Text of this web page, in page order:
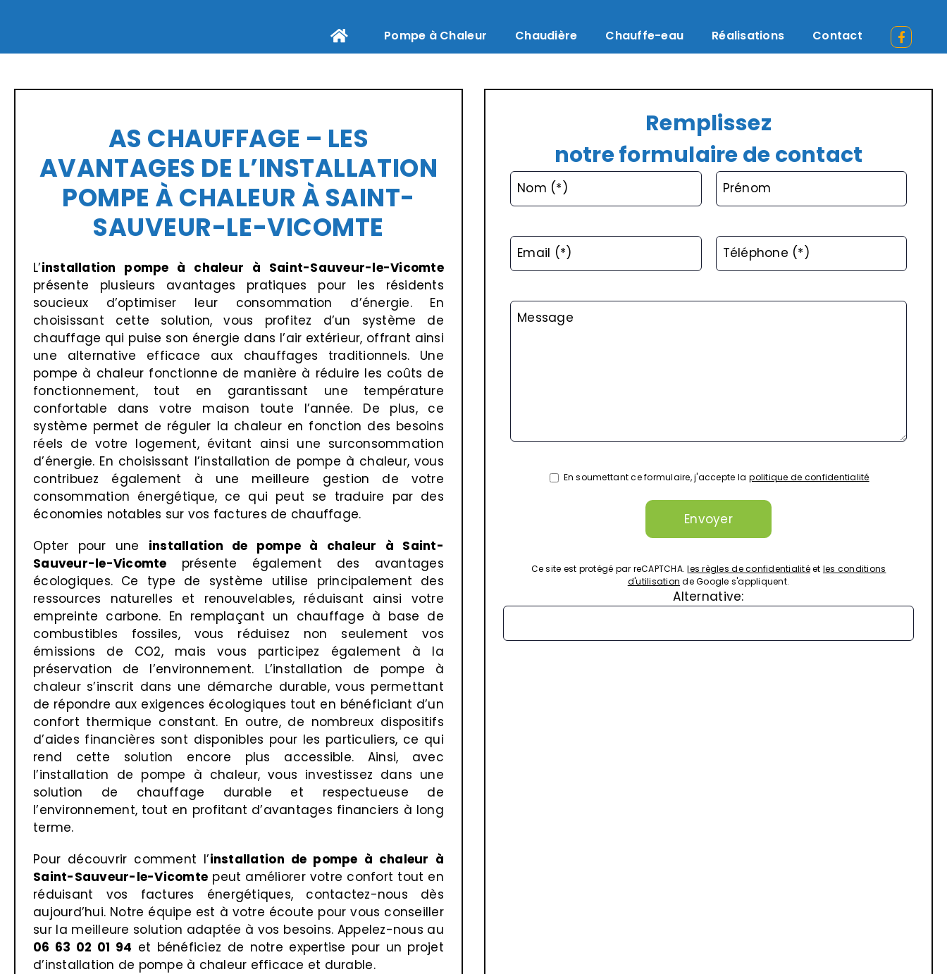
Pompe à Chaleur Chaudière Chauffe-eau Réalisations Contact
AS CHAUFFAGE – LES
AVANTAGES DE L’INSTALLATION
POMPE À CHALEUR À SAINT-
SAUVEUR-LE-VICOMTE
L’installation pompe à chaleur à Saint-Sauveur-le-Vicomte
présente plusieurs avantages pratiques pour les résidents
soucieux d’optimiser leur consommation d’énergie. En
choisissant cette solution, vous profitez d’un système de
chauffage qui puise son énergie dans l’air extérieur, offrant ainsi
une alternative efficace aux chauffages traditionnels. Une
pompe à chaleur fonctionne de manière à réduire les coûts de
fonctionnement, tout en garantissant une température
confortable dans votre maison toute l’année. De plus, ce
système permet de réguler la chaleur en fonction des besoins
réels de votre logement, évitant ainsi une surconsommation
d’énergie. En choisissant l’installation de pompe à chaleur, vous
contribuez également à une meilleure gestion de votre
consommation énergétique, ce qui peut se traduire par des
économies notables sur vos factures de chauffage.
Opter pour une installation de pompe à chaleur à Saint-
Sauveur-le-Vicomte présente également des avantages
écologiques. Ce type de système utilise principalement des
ressources naturelles et renouvelables, réduisant ainsi votre
empreinte carbone. En remplaçant un chauffage à base de
combustibles fossiles, vous réduisez non seulement vos
émissions de CO2, mais vous participez également à la
préservation de l’environnement. L’installation de pompe à
chaleur s’inscrit dans une démarche durable, vous permettant
de répondre aux exigences écologiques tout en bénéficiant d’un
confort thermique constant. En outre, de nombreux dispositifs
d’aides financières sont disponibles pour les particuliers, ce qui
rend cette solution encore plus accessible. Ainsi, avec
l’installation de pompe à chaleur, vous investissez dans une
solution de chauffage durable et respectueuse de
l’environnement, tout en profitant d’avantages financiers à long
terme.
Pour découvrir comment l’installation de pompe à chaleur à
Saint-Sauveur-le-Vicomte peut améliorer votre confort tout en
réduisant vos factures énergétiques, contactez-nous dès
aujourd’hui. Notre équipe est à votre écoute pour vous conseiller
sur la meilleure solution adaptée à vos besoins. Appelez-nous au
06 63 02 01 94 et bénéficiez de notre expertise pour un projet
d’installation de pompe à chaleur efficace et durable.
Remplissez
notre formulaire de contact
Nom (*) Prénom
Email (*) Téléphone (*)
Message
En soumettant ce formulaire, j'accepte la politique de confidentialité
Ce site est protégé par reCAPTCHA.les règles de confidentialitéet les conditions
d'utilisation de Google s'appliquent.
Alternative: